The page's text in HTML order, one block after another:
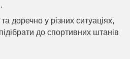
доречно у різних ситуаціях,
до спортивних штанів